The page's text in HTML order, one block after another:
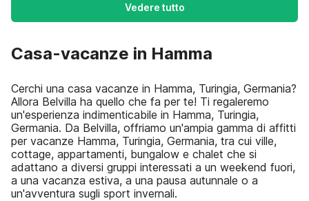
Vedere tutto
Casa-vacanze in Hamma
Cerchi una casa vacanze in Hamma, Turingia, Germania?
Allora Belvilla ha quello che fa per te! Ti regaleremo
un'esperienza indimenticabile in Hamma, Turingia,
Germania. Da Belvilla, offriamo un'ampia gamma di affitti
per vacanze Hamma, Turingia, Germania, tra cui ville,
cottage, appartamenti, bungalow e chalet che si
adattano a diversi gruppi interessati a un weekend fuori,
a una vacanza estiva, a una pausa autunnale o a
un'avventura sugli sport invernali.